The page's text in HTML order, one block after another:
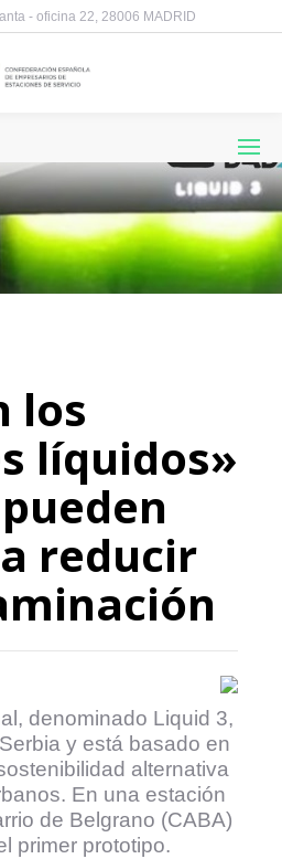
- oficina 22, 28006 MADRID
los
líquidos»
reducir
denominado Liquid 3,
y está basado en
alternativa
En una estación
de Belgrano (CABA)
primer prototipo.